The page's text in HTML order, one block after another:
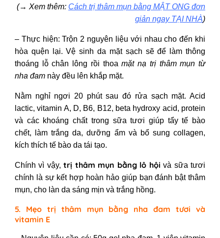
(→ Xem thêm: Cách trị thâm mụn bằng MẬT ONG đơn
giản ngay TẠI NHÀ)
– Thực hiện: Trộn 2 nguyên liệu với nhau cho đến khi
hòa quện lại. Vệ sinh da mặt sạch sẽ để làm thông
thoáng lỗ chân lông rồi thoamặt nạ trị thâm mụn từ
nha đam này đều lên khắp mặt.
Nằm nghỉ ngơi 20 phút sau đó rửa sạch mặt. Acid
lactic, vitamin A, D, B6, B12, beta hydroxy acid, protein
và các khoáng chất trong sữa tươi giúp tẩy tế bào
chết, làm trắng da, dưỡng ẩm và bổ sung collagen,
kích thích tế bào da tái tạo.
Chính vì vậy, trị thâm mụn bằng lô hội và sữa tươi
chính là sự kết hợp hoàn hảo giúp bạn đánh bật thâm
mụn, cho làn da sáng mịn và trắng hồng.
5. Mẹo trị thâm mụn bằng nha đam tươi và
vitamin E